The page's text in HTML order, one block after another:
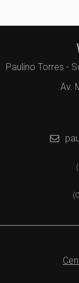
Paulino Torres -
Av.